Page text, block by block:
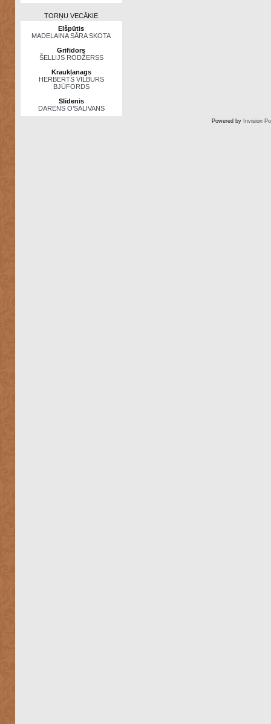
TORŅU VECĀKIE
Elšpūtis
MADELAINA SĀRA SKOTA
Grifidors
ŠELLIJS RODŽERSS
Kraukļanags
HERBERTS VILBURS
BJŪFORDS
Slīdenis
DARENS O’SALIVANS
Powered by Invision